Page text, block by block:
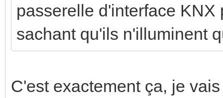
passerelle d'interface
sachant qu'ils n'illuminent
C'est exactement ça, je